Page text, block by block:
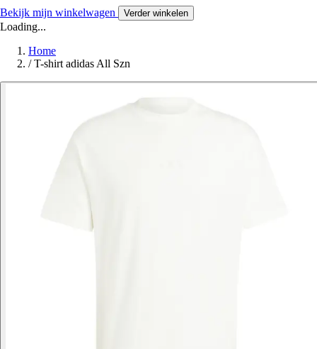
Bekijk mijn winkelwagen Verder winkelen
Loading...
Home
/ T-shirt adidas All Szn